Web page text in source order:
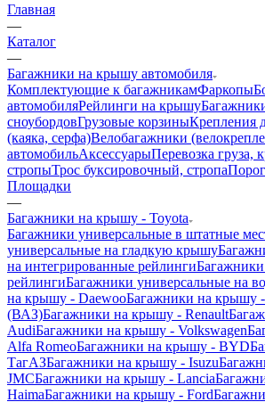
Главная
—
Каталог
—
Багажники на крышу автомобиля
Комплектующие к багажникамФаркопы
автомобиляРейлинги на крышу
сноубордовГрузовые корзиныКрепления
(каяка, серфа)Велобагажники
автомобильАксессуарыПеревозка груза,
стропыТрос буксировочный, стропа
Площадки
—
Багажники на крышу - Toyota
Багажники универсальные в штатные
универсальные на гладкую крышу
на интегрированные рейлинги
рейлингиБагажники универсальные на
на крышу - DaewooБагажники на крышу
(ВАЗ)Багажники на крышу - Renault
AudiБагажники на крышу - Volkswagen
Alfa RomeoБагажники на крышу - BYD
ТагАЗБагажники на крышу - Isuzu
JMCБагажники на крышу - Lancia
HaimaБагажники на крышу - Ford